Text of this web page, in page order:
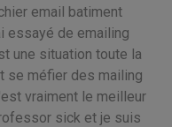
email batiment
essayé de emailing
une situation toute la
se méfier des mailing
vraiment le meilleur
sick et je suis